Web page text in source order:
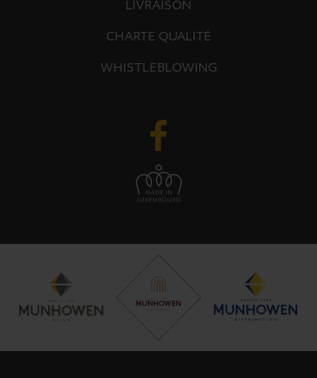
LIVRAISON
CHARTE QUALITÉ
WHISTLEBLOWING